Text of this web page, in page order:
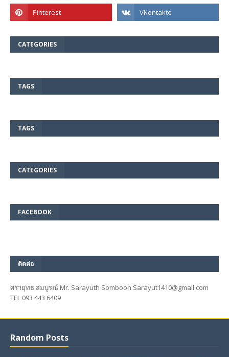
CATEGORIES
TAGS
TAGS
CATEGORIES
FACEBOOK
ติดต่อ
ศรายุทธ สมบูรณ์ Mr. Sarayuth Somboon Sarayut1410@gmail.com
TEL 093 443 6409
Random Posts